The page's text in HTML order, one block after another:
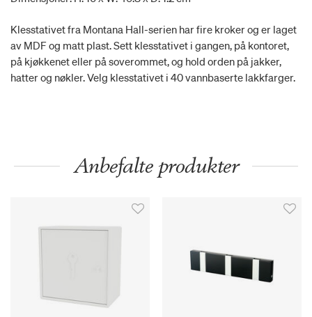
Klesstativet fra Montana Hall-serien har fire kroker og er laget
av MDF og matt plast. Sett klesstativet i gangen, på kontoret,
på kjøkkenet eller på soverommet, og hold orden på jakker,
hatter og nøkler. Velg klesstativet i 40 vannbaserte lakkfarger.
Anbefalte produkter